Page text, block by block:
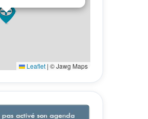
Leaflet | © Jawg Maps